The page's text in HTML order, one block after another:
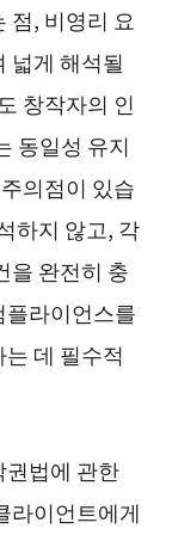
점, 비영리 요
넓게 해석될
창작자의 인
동일성 유지
의점이 있습
하지 않고, 각
을 완전히 충
라이언스를
데 필수적
권법에 관한
라이언트에게